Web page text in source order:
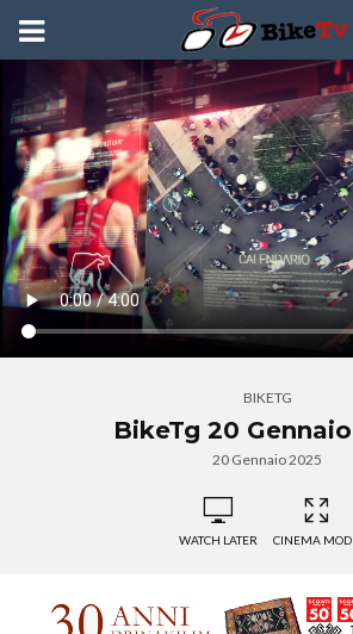
BIKETG
BikeTg 20
20 Gennaio 2025
WATCH LATER CINEMA